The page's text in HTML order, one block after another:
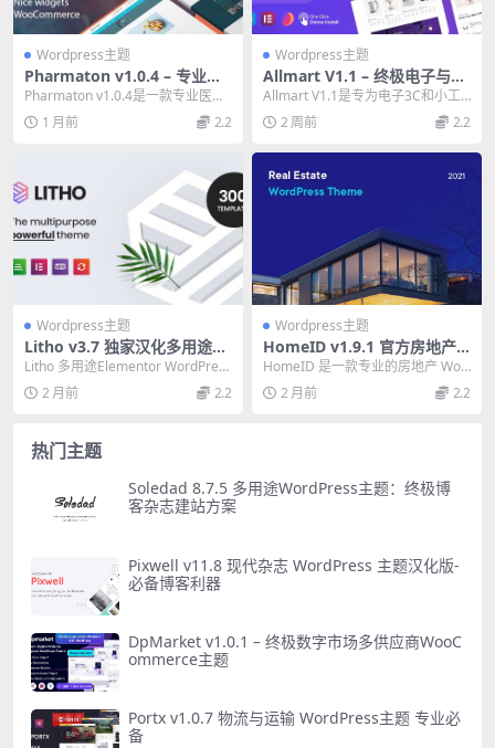
Wordpress主题
Pharmaton v1.0.4 – 专业医
疗与药房WordPress主题必备
Pharmaton v1.0.4是一款专业医疗
与药房WordPress主题，专为...
1 月前 2.2
Wordpress主题
Allmart V1.1 – 终极电子与数
码产品商店WordPress主题
Allmart V1.1是专为电子3C和小工
具商店设计的WordPress主题，...
2 周前 2.2
Wordpress主题
Litho v3.7 独家汉化多用途El
ementor WordPress主题
Litho 多用途Elementor WordPress
主题，拥有36+主页和2...
2 月前 2.2
Wordpress主题
HomeID v1.9.1 官方房地产
WordPress 主题 – 专业房产
展示利器
HomeID 是一款专业的房地产 Wor
dPress 主题，优雅展示房产信息并
简...2 月前 2.2
热门主题
Soledad 8.7.5 多用途WordPress主题：终极博
客杂志建站方案
Pixwell v11.8 现代杂志 WordPress 主题汉化版-
必备博客利器
DpMarket v1.0.1 – 终极数字市场多供应商WooC
ommerce主题
Portx v1.0.7 物流与运输 WordPress主题 专业必
备